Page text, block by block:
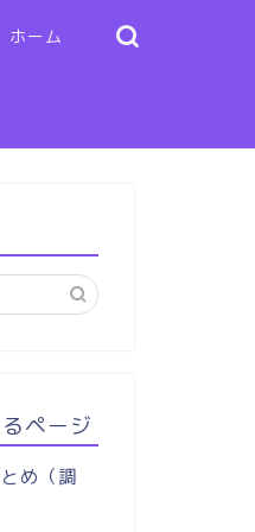
ホーム
ページ
め（調